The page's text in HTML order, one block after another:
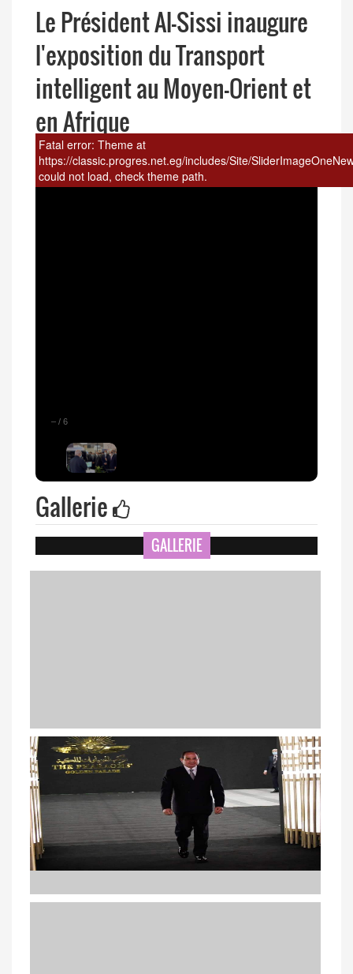
Le Président Al-Sissi inaugure
l'exposition du Transport
intelligent au Moyen-Orient et
en Afrique
Fatal error: Theme at
https://classic.progres.net.eg/includes/Site/
could not load, check theme path.
– / 6
Gallerie
GALLERIE
Une trentaine de morts dans la collision de deux trains de
passagers